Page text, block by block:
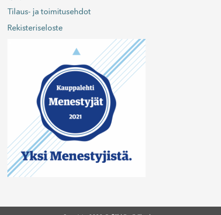
Tilaus- ja toimitusehdot
Rekisteriseloste